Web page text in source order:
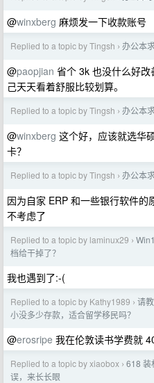
@winxberg 麻烦发一下收款账号
Replied to a topic by Tingsh › 办公本
@paopjian 省个 3k 也没什么好
己天天看着舒服比较划算。
Replied to a topic by Tingsh › 办公本
@winxberg 这个好，应该就选华
卡？
Replied to a topic by Tingsh › 办公本
因为自家 ERP 和一些银行软件
不考虑了
Replied to a topic by laminux29 ›
档给干掉了？
我也遇到了:-(
Replied to a topic by Kathy1989 › 请
小没多少存款，适合留学移民吗？
@erosripe 我在伦敦读书学费就
Replied to a topic by xiaobox › 618 装
误，来长长眼